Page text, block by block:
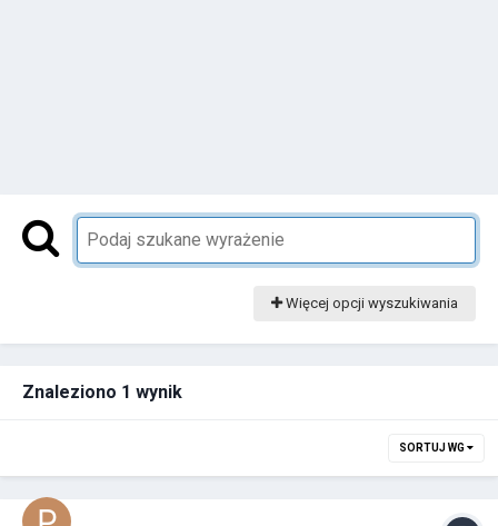
Więcej opcji wyszukiwania
Znaleziono 1 wynik
SORTUJ WG